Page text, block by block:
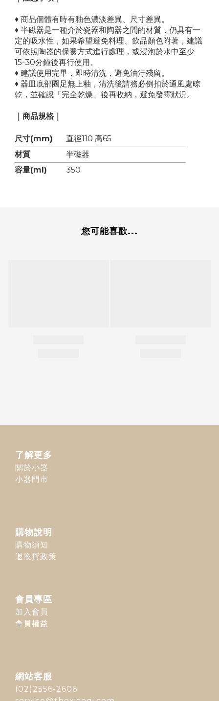
♦ 商品個體有時有釉色濃淡差異、尺寸差異。
♦ 半磁器是一種介於瓷器和陶器之間的材質，仍具有一
定的吸水性，如果希望避免料理、飲品顏色附著，建議
可依照陶器的保養方式進行處理，或浸泡於水中至少
15-30分鐘後再行使用。
♦ 建議使用完畢，即時清洗，避免油汙殘留。
♦ 器皿底部圈足無上釉，清洗後請務必倒扣於通風處晾
乾，並確認「完全乾燥」後再收納，避免發霉狀況。
｜商品規格｜
尺寸(mm)
直徑110 高65
材質
半磁器
容量(ml)
350
您可能喜歡...
了解更多
關於小器
小器門市
購物說明
購物須知
退換貨政策
會員專區
加入會員
會員權益
網站客服
(02)2556-2606